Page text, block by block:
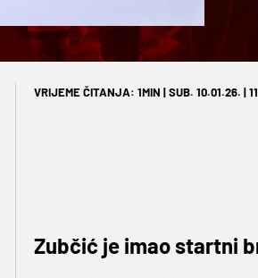
VRIJEME ČITANJA: 1MIN | SUB. 10.01.26. |
Zubčić je imao startni